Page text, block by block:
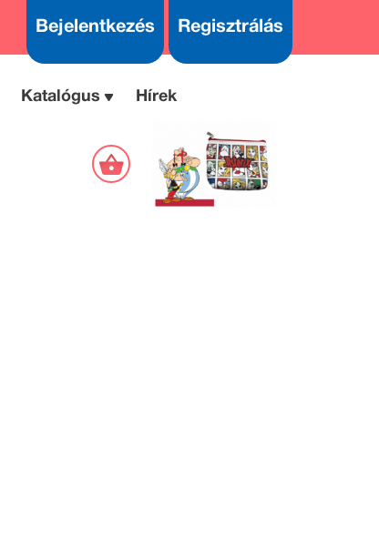
Bejelentkezés Regisztrálás
Katalógus Hírek